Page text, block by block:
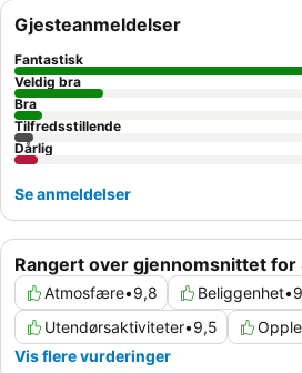
Rangert over gjennomsnittet
Atmosfære•9,8 Beliggenhet•
Utendørsaktiviteter•9,5
Vis flere vurderinger
Gjesteanmeldelser
Fantastisk
Veldig bra
Bra
Tilfredsstillende
Dårlig
Se anmeldelser